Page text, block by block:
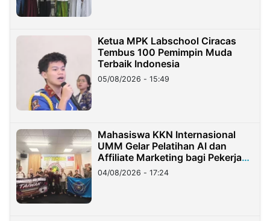
Ketua MPK Labschool Ciracas
Tembus 100 Pemimpin Muda
Terbaik Indonesia
05/08/2026 - 15:49
Mahasiswa KKN Internasional
UMM Gelar Pelatihan AI dan
Affiliate Marketing bagi Pekerja
Migran Indonesia di Taiwan
04/08/2026 - 17:24